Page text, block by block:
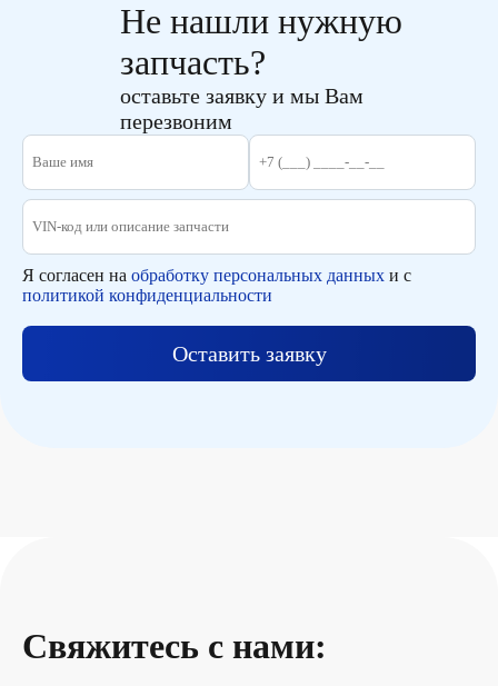
Не нашли нужную
запчасть?
оставьте заявку и мы Вам
перезвоним
Я согласен на обработку персональных данных и с
политикой конфиденциальности
Оставить заявку
Свяжитесь с нами: